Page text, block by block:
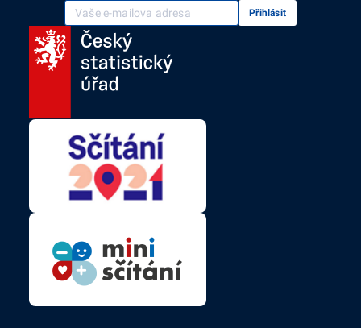
Vaše e-mailová adresa Přihlásit